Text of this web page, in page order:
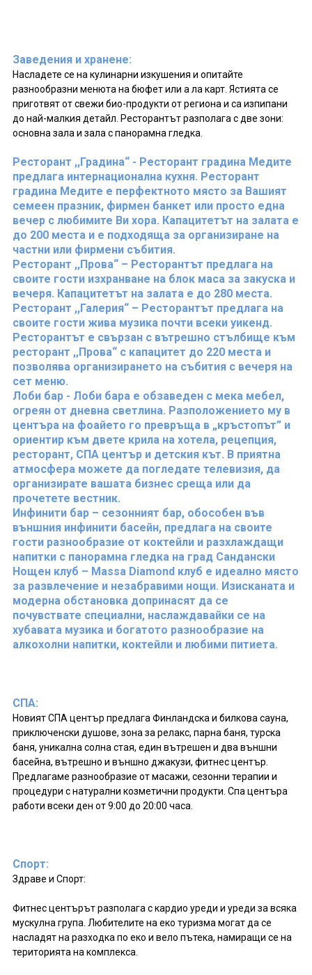
Заведения и хранене:
Насладете се на кулинарни изкушения и опитайте
разнообразни менюта на бюфет или а ла карт. Ястията се
приготвят от свежи био-продукти от региона и са изпипани
до най-малкия детайл. Ресторантът разполага с две зони:
основна зала и зала с панорамна гледка.
Ресторант ,,Градина“ - Ресторант градина Медите
предлага интернационална кухня. Ресторант
градина Медите е перфектното място за Вашият
семеен празник, фирмен банкет или просто една
вечер с любимите Ви хора. Капацитетът на залата е
до 200 места и е подходяща за организиране на
частни или фирмени събития.
Ресторант ,,Прова“ – Ресторантът предлага на
своите гости изхранване на блок маса за закуска и
вечеря. Капацитетът на залата е до 280 места.
Ресторант ,,Галерия“ – Ресторантът предлага на
своите гости жива музика почти всеки уикенд.
Ресторантът е свързан с вътрешно стълбище към
ресторант ,,Прова“ с капацитет до 220 места и
позволява организирането на събития с вечеря на
сет меню.
Лоби бар - Лоби бара е обзаведен с мека мебел,
огреян от дневна светлина. Разположението му в
центъра на фоайето го превръща в „кръстопът” и
ориентир към двете крила на хотела, рецепция,
ресторант, СПА център и детския кът. В приятна
атмосфера можете да погледате телевизия, да
организирате вашата бизнес среща или да
прочетете вестник.
Инфинити бар – сезонният бар, обособен във
външния инфинити басейн, предлага на своите
гости разнообразие от коктейли и разхлаждащи
напитки с панорамна гледка на град Сандански
Нощен клуб – Massa Diamond клуб e идеално място
за развлечение и незабравими нощи. Изисканата и
модерна обстановка допринасят да се
почувствате специални, наслаждавайки се на
хубавата музика и богатото разнообразие на
алкохолни напитки, коктейли и любими питиета.
СПА:
Новият СПА център предлага Финландска и билкова сауна,
приключенски душове, зона за релакс, парна баня, турска
баня, уникална солна стая, един вътрешен и два външни
басейна, вътрешно и външно джакузи, фитнес център.
Предлагаме разнообразие от масажи, сезонни терапии и
процедури с натурални козметични продукти. Спа центъра
работи всеки ден от 9:00 до 20:00 часа.
Спорт:
Здраве и Спорт:
Фитнес центърът разполага с кардио уреди и уреди за всяка
мускулна група. Любителите на еко туризма могат да се
насладят на разходка по еко и вело пътека, намиращи се на
територията на комплекса.